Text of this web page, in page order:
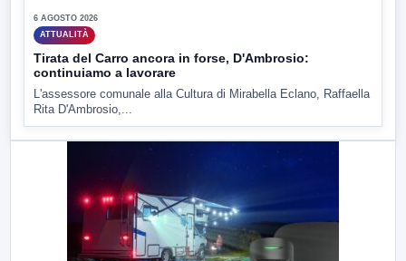
6 AGOSTO 2026
ATTUALITÀ
Tirata del Carro ancora in forse, D'Ambrosio:
continuiamo a lavorare
L'assessore comunale alla Cultura di Mirabella Eclano, Raffaella
Rita D'Ambrosio,...